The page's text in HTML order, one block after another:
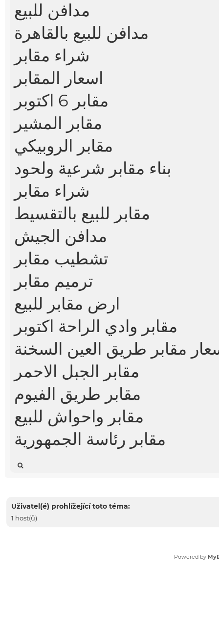
مدافن للبيع
مدافن للبيع بالقاهرة
شراء مقابر
اسعار المقابر
مقابر 6 اكتوبر
مقابر المشير
مقابر الروبيكي
بناء مقابر شرعية ولحود
شراء مقابر
مقابر للبيع بالتقسيط
مدافن الجيش
تشطيب مقابر
ترميم مقابر
ارض مقابر للبيع
مقابر وادي الراحة اكتوبر
مقابر طريق العين السخنة
مقابر الجبل الاحمر
مقابر طريق الفيوم
مقابر واحواش للبيع
مقابر رئاسة الجمهورية
Uživatel(é) prohlížející toto téma:
1 host(ů)
Powered by